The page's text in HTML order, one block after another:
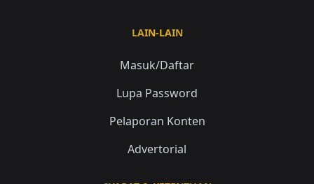
LAIN-LAIN
Masuk/Daftar
Lupa Password
Pelaporan Konten
Advertorial